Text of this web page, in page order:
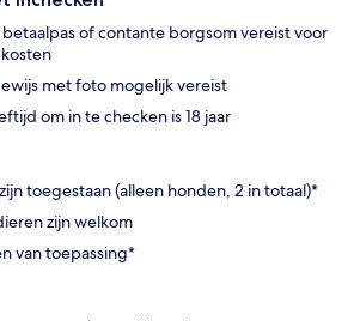
of contante borgsom vereist voor
met foto mogelijk vereist
om in te checken is 18 jaar
toegestaan (alleen honden, 2 in totaal)*
zijn welkom
van toepassing*